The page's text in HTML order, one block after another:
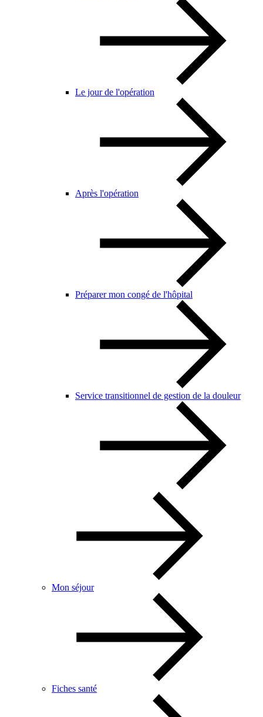
Le jour de l'opération
Après l'opération
Préparer mon congé de l'hôpital
Service transitionnel de gestion de la douleur
Mon séjour
Fiches santé